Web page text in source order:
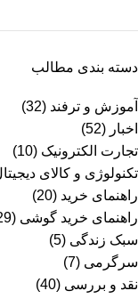
دسته بندی مطالب
آموزش و ترفند (32)
اخبار (52)
تجارت الکترونیک (10)
تکنولوژی و کالای
راهنمای خرید (20)
راهنمای خرید گوشی (29)
سبک زندگی (5)
سرگرمی (7)
نقد و بررسی (40)